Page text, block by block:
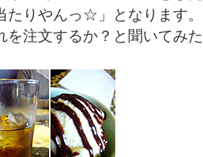
たりやんっ☆」となります。
を注文するか？と聞いてみ